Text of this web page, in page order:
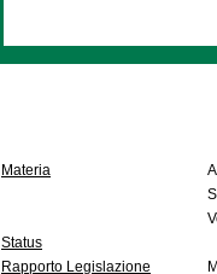
Materia
Status
Rapporto Legislazione